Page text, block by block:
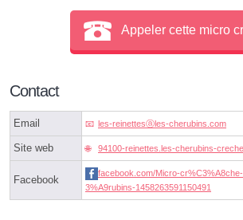
Appeler cette micro
Contact
Email les-reinettesⓐles-cherubins.com
Site web 94100-reinettes.les-cherubins-
Facebook
facebook.com/Micro-
3%A9rubins-1458263591150491